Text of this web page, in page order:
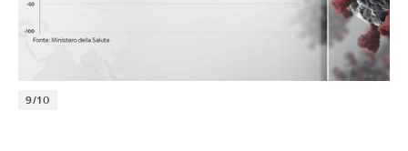
9/10